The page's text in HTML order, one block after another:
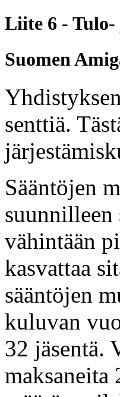
Liite 6 - Tulo-
Suomen
senttiä.
Sääntöjen
suunnilleen
vähintään
kasvattaa
sääntöjen
kuluvan
32 jäsentä.
maksaneita